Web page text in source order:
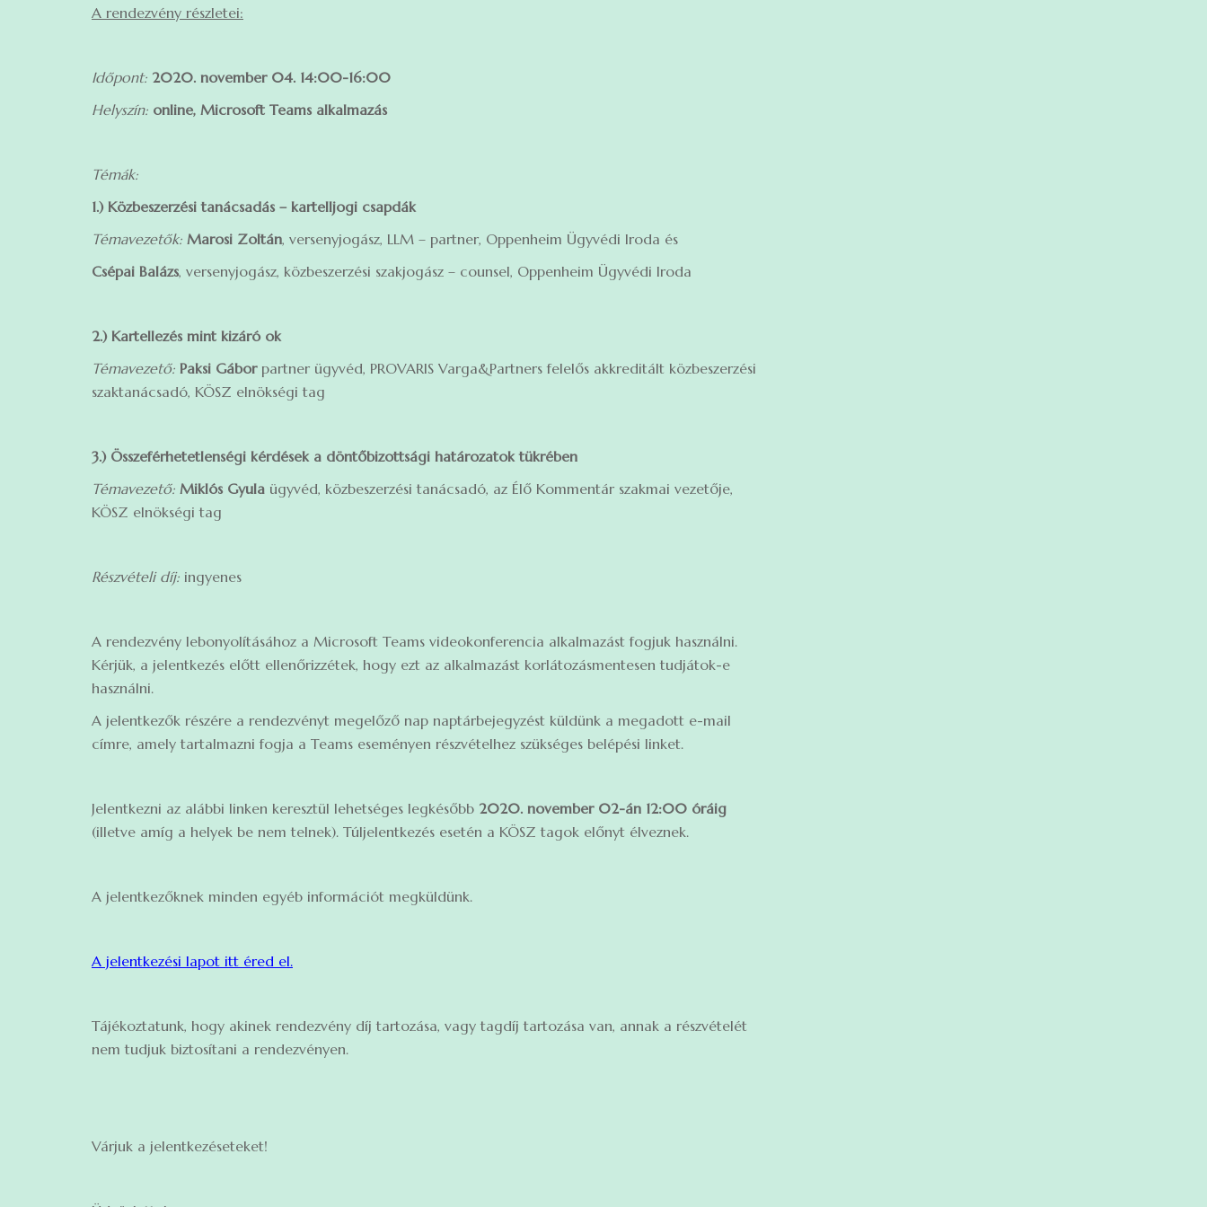
A rendezvény részletei:
Időpont: 2020. november 04. 14:00-16:00
Helyszín: online, Microsoft Teams alkalmazás
Témák:
1.) Közbeszerzési tanácsadás – kartelljogi csapdák
Témavezetők: Marosi Zoltán, versenyjogász, LLM – partner, Oppenheim Ügyvédi Iroda és
Csépai Balázs, versenyjogász, közbeszerzési szakjogász – counsel, Oppenheim Ügyvédi Iroda
2.) Kartellezés mint kizáró ok
Témavezető: Paksi Gáborpartner ügyvéd, PROVARIS Varga&Partners felelős akkreditált közbeszerzési
szaktanácsadó, KÖSZ elnökségi tag
3.) Összeférhetetlenségi kérdések a döntőbizottsági határozatok tükrében
Témavezető: Miklós Gyula ügyvéd, közbeszerzési tanácsadó, az Élő Kommentár szakmai vezetője,
KÖSZ elnökségi tag
Részvételi díj: ingyenes
A rendezvény lebonyolításához a Microsoft Teams videokonferencia alkalmazást fogjuk használni.
Kérjük, a jelentkezés előtt ellenőrizzétek, hogy ezt az alkalmazást korlátozásmentesen tudjátok-e
használni.
A jelentkezők részére a rendezvényt megelőző nap naptárbejegyzést küldünk a megadott e-mail
címre, amely tartalmazni fogja a Teams eseményen részvételhez szükséges belépési linket.
Jelentkezni az alábbi linken keresztül lehetséges legkésőbb 2020. november 02-án 12:00 óráig
(illetve amíg a helyek be nem telnek). Túljelentkezés esetén a KÖSZ tagok előnyt élveznek.
A jelentkezőknek minden egyéb információt megküldünk.
A jelentkezési lapot itt éred el.
Tájékoztatunk, hogy akinek rendezvény díj tartozása, vagy tagdíj tartozása van, annak a részvételét
nem tudjuk biztosítani a rendezvényen.
Várjuk a jelentkezéseteket!